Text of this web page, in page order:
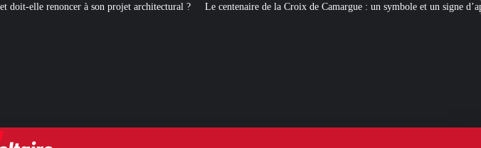
architectural ? Le centenaire de la Croix de Camargue : un symbole et un signe d’appartenance [ROMANS